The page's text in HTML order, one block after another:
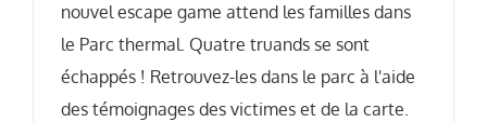
nouvel escape game attend les familles dans
le Parc thermal. Quatre truands se sont
échappés ! Retrouvez-les dans le parc à l'aide
des témoignages des victimes et de la carte.